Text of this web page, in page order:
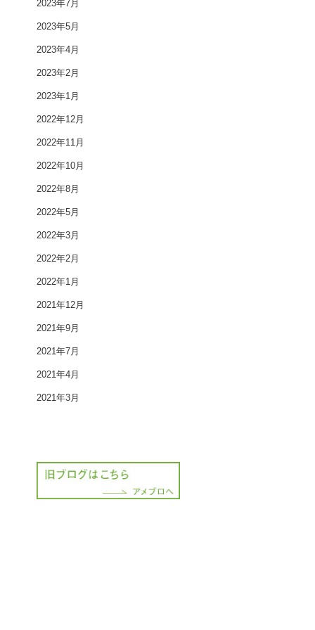
2023年7月
2023年5月
2023年4月
2023年2月
2023年1月
2022年12月
2022年11月
2022年10月
2022年8月
2022年5月
2022年3月
2022年2月
2022年1月
2021年12月
2021年9月
2021年7月
2021年4月
2021年3月